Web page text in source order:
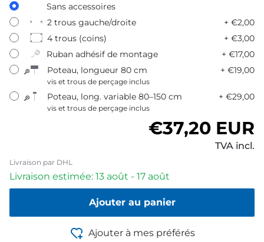
Sans accessoires
2 trous gauche/droite
+ €2,00
4 trous (coins)
+ €3,00
Ruban adhésif de montage
+ €17,00
Poteau, longueur 80 cm
vis et trous de perçage inclus
+ €19,00
Poteau, long. variable 80–150 cm
vis et trous de perçage inclus
+ €29,00
Prix
€37,20 EUR
TVA incl.
Livraison par DHL
Livraison estimée: 13 août - 17 août
Ajouter au panier
Ajouter à mes préférés